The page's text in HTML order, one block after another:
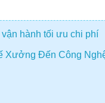
hành tối ưu chi phí
Xưởng Đến Công